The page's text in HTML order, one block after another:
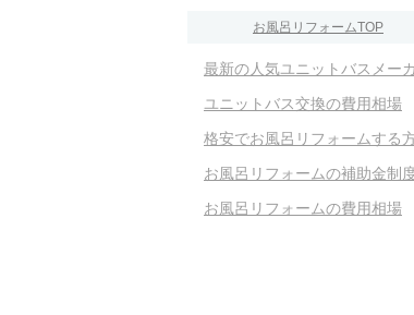
お風呂リフォームTOP
最新の人気ユニットバスメー
ユニットバス交換の費用相場
格安でお風呂リフォームする
お風呂リフォームの補助金制
お風呂リフォームの費用相場